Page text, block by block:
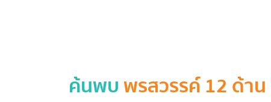
ค้นพบพรสวรรค์ 12 ด้าน